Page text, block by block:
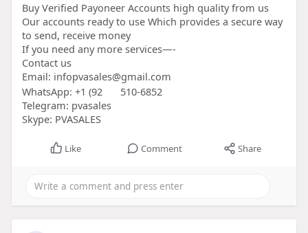
Buy Verified Payoneer Accounts high quality from us
Our accounts ready to use Which provides a secure way
to send, receive money
If you need any more services—-
Contact us
Email: infopvasales@gmail.com
WhatsApp: +1 (92
510-6852
Telegram: pvasales
Skype: PVASALES
Like Comment Share